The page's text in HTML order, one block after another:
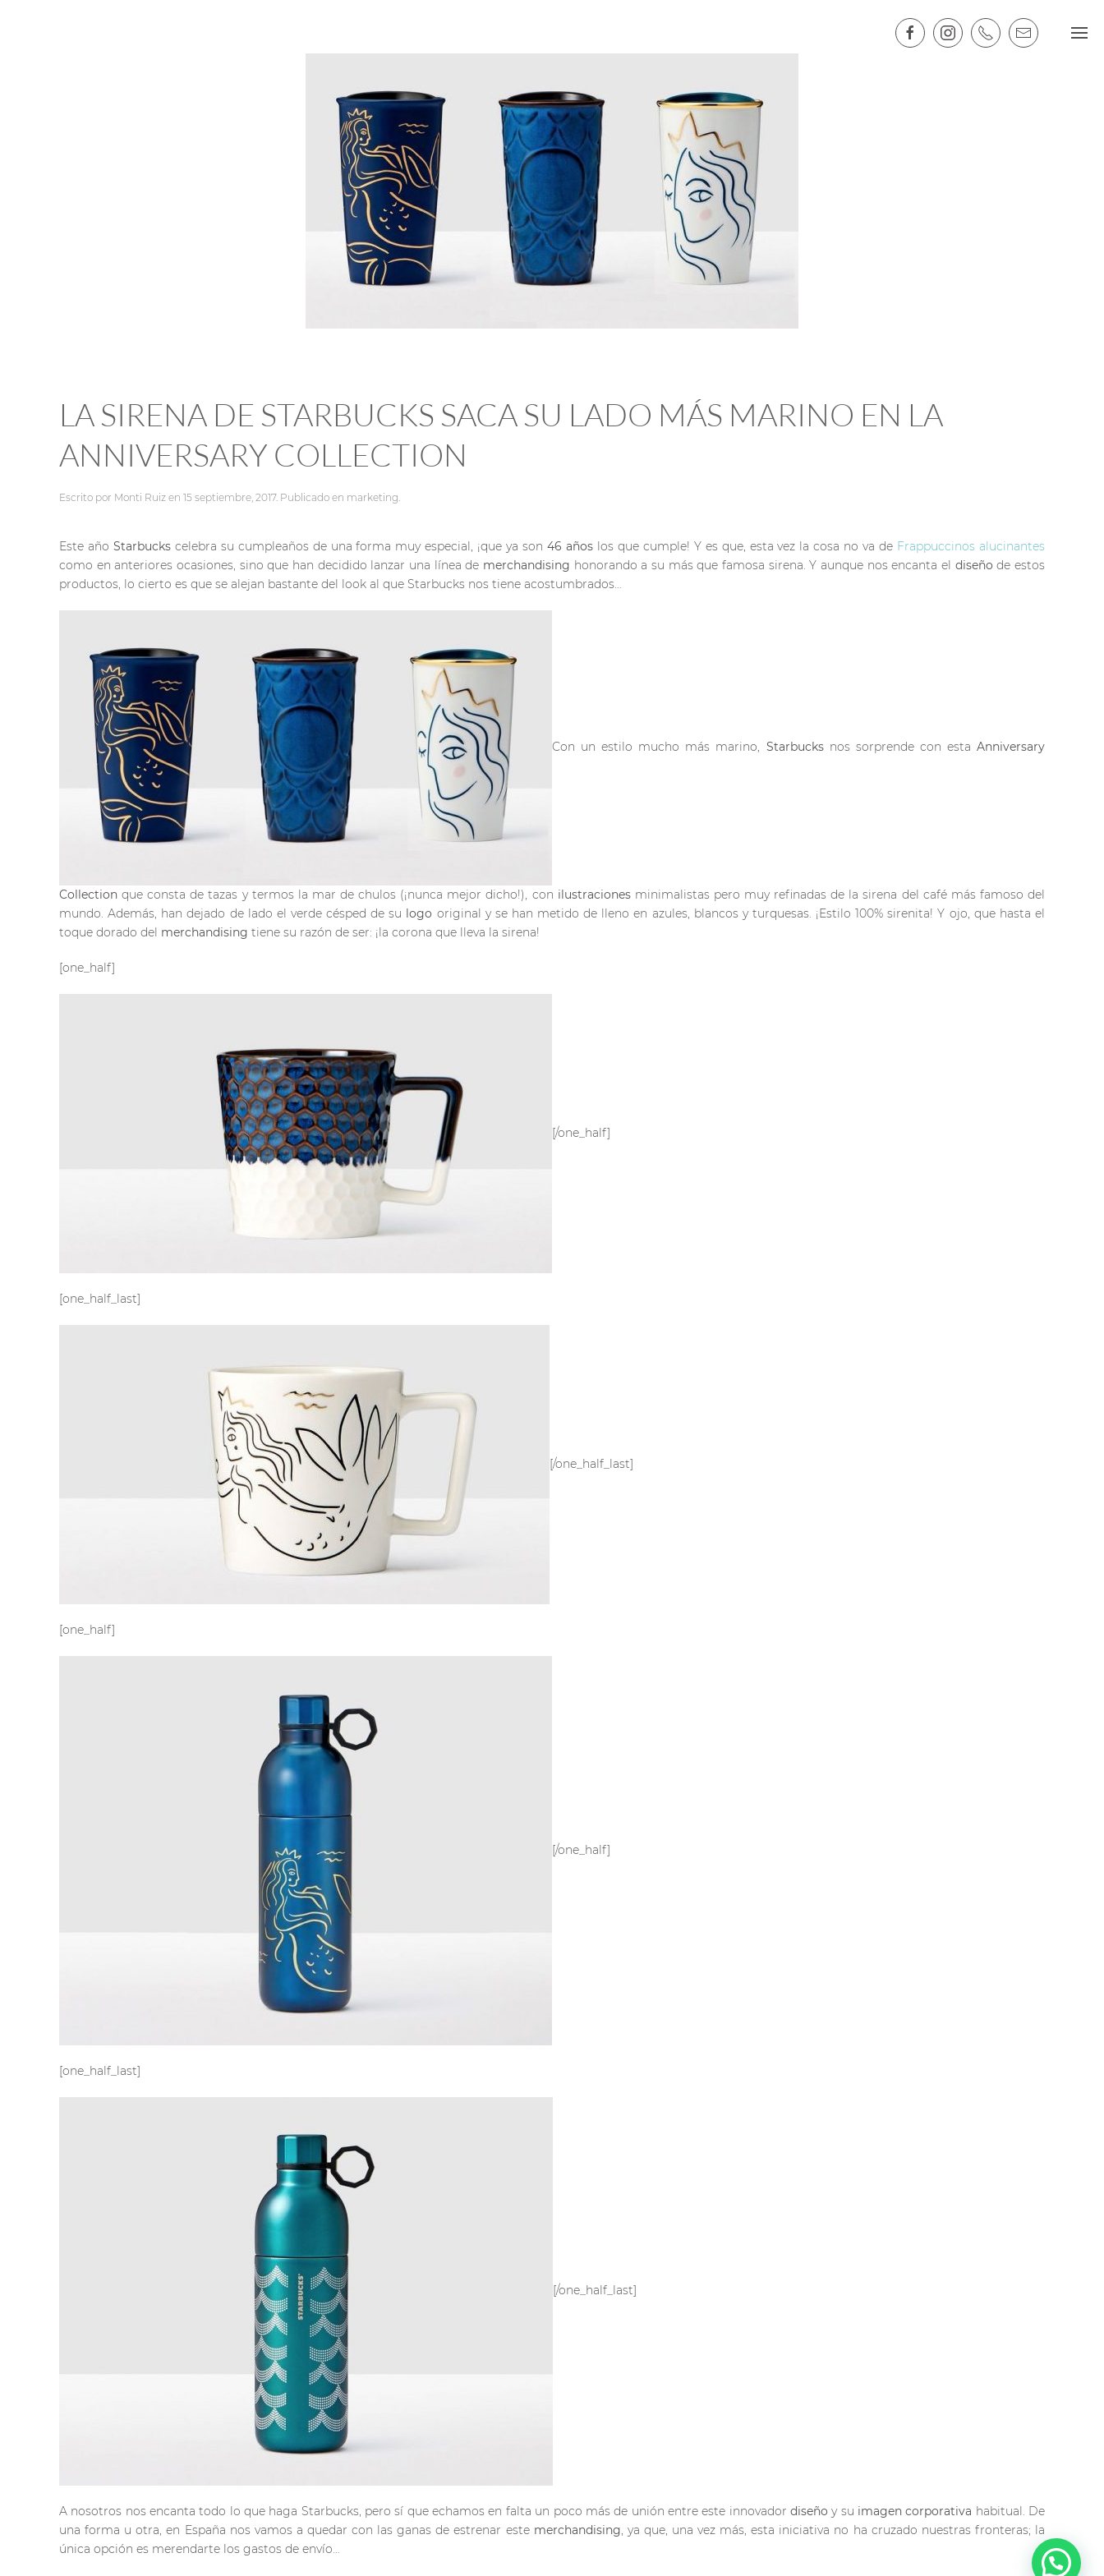
LA SIRENA DE STARBUCKS SACA SU LADO MÁS MARINO EN LA
ANNIVERSARY COLLECTION
Escrito por Monti Ruiz en 15 septiembre, 2017. Publicado en marketing.
Este año Starbuckscelebra su cumpleaños de una forma muy especial, ¡que ya son46 años los que cumple! Y es que, esta vez la cosa no va de Frappuccinos alucinantes
como en anteriores ocasiones, sino que han decidido lanzar una línea de merchandising honorando a su más que famosa sirena. Y aunque nos encanta el diseño de estos
productos, lo cierto es que se alejan bastante del look al que Starbucks nos tiene acostumbrados…
Con un estilo mucho más marino, Starbucksnos sorprende con estaAnniversary
Collection que consta de tazas y termos la mar de chulos (¡nunca mejor dicho!), con ilustracionesminimalistas pero muy refinadas de la sirena del café más famoso del
mundo. Además, han dejado de lado el verde césped de su logo original y se han metido de lleno en azules, blancos y turquesas. ¡Estilo 100% sirenita! Y ojo, que hasta el
toque dorado del merchandising tiene su razón de ser: ¡la corona que lleva la sirena!
[one_half]
[/one_half]
[one_half_last]
[/one_half_last]
[one_half]
[/one_half]
[one_half_last]
[/one_half_last]
A nosotros nos encanta todo lo que haga Starbucks, pero sí que echamos en falta un poco más de unión entre este innovador diseño y su imagen corporativa habitual. De
una forma u otra, en España nos vamos a quedar con las ganas de estrenar este merchandising, ya que, una vez más, esta iniciativa no ha cruzado nuestras fronteras; la
única opción es merendarte los gastos de envío…